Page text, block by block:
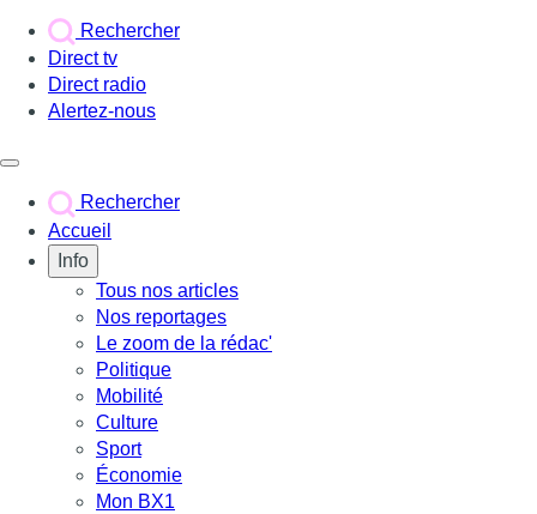
Rechercher
Direct tv
Direct radio
Alertez-nous
Rechercher
Accueil
Info
Tous nos articles
Nos reportages
Le zoom de la rédac'
Politique
Mobilité
Culture
Sport
Économie
Mon BX1